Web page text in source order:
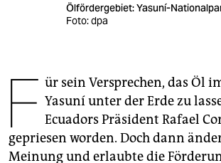
veranstaltungen
unterstützen
abo
genossenschaft
Ölfördergebiet: Yasuní-
Foto: dpa
F ür sein Versprechen, das Öl
Yasuní unter der Erde zu
Ecuadors Präsident Rafael
gepriesen worden. Doch dann
Meinung und erlaubte die